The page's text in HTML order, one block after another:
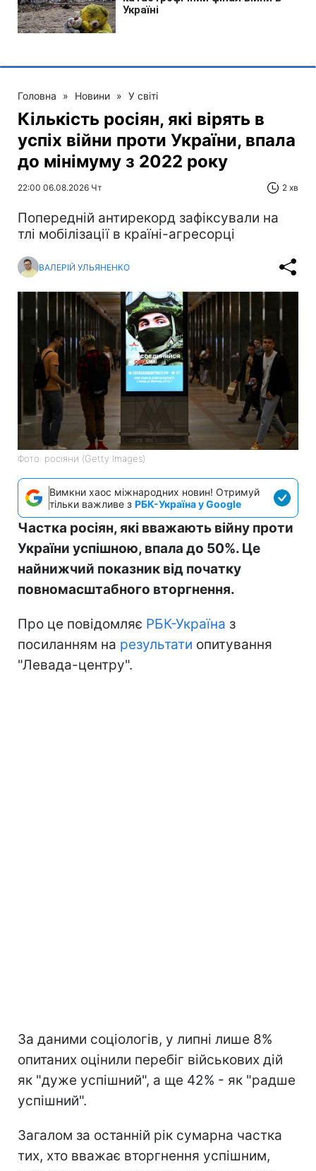
Головна » Новини » У світі
Кількість росіян, які вірять в
успіх війни проти України, впала
до мінімуму з 2022 року
22:00 06.08.2026 Чт 2 хв
Попередній антирекорд зафіксували на
тлі мобілізації в країні-агресорці
ВАЛЕРІЙ УЛЬЯНЕНКО
Фото: росіяни (Getty Images)
Вимкни хаос міжнародних новин! Отримуй
тільки важливе з РБК-Україна у Google
Частка росіян, які вважають війну проти
України успішною, впала до 50%. Це
найнижчий показник від початку
повномасштабного вторгнення.
Про це повідомляє РБК-Україна з
посиланням на результати опитування
"Левада-центру".
За даними соціологів, у липні лише 8%
опитаних оцінили перебіг військових дій
як "дуже успішний", а ще 42% - як "радше
успішний".
Загалом за останній рік сумарна частка
тих, хто вважає вторгнення успішним,